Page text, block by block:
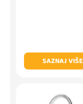
SAZNAJ VIŠE